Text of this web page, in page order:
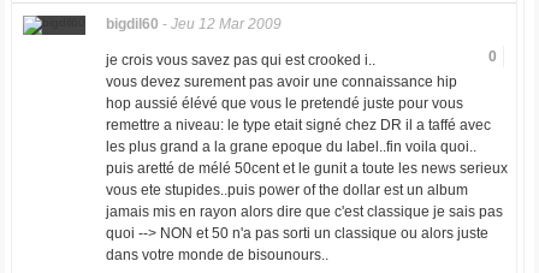
bigdil60 - Jeu 12 Mar 2009
0
je crois vous savez pas qui est crooked i..
vous devez surement pas avoir une connaissance hip
hop aussié élévé que vous le pretendé juste pour vous
remettre a niveau: le type etait signé chez DR il a taffé avec
les plus grand a la grane epoque du label..fin voila quoi..
puis aretté de mélé 50cent et le gunit a toute les news serieux
vous ete stupides..puis power of the dollar est un album
jamais mis en rayon alors dire que c'est classique je sais pas
quoi --> NON et 50 n'a pas sorti un classique ou alors juste
dans votre monde de bisounours..